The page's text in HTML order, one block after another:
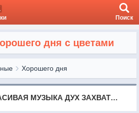
Поиск
дня с цветами
Хорошего дня
БЕЗУМНО КРАСИВАЯ МУЗЫКА ДУХ ЗАХВАТЫВАЕТ!!!